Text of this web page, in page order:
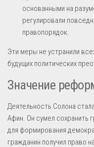
основанными на
регулировали
правопорядок.
Эти меры не устранили
будущих политических
Значение
Деятельность Солона
Афин. Он сумел сохранить
для формирования
гражданин получил право